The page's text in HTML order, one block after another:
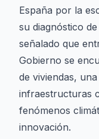
España por la
su diagnóstico
señalado que
Gobierno se
de viviendas,
infraestructuras
fenómenos
innovación.